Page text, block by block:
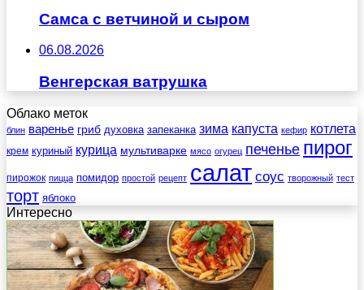
Самса с ветчиной и сыром
06.08.2026
Венгерская ватрушка
Облако меток
блин варенье гриб духовка запеканка зима капуста кефир котлета
крем куриный курица мультиварке мясо огурец печенье пирог
пирожок пицца помидор простой рецепт салат соус творожный тест
торт яблоко
Интересно